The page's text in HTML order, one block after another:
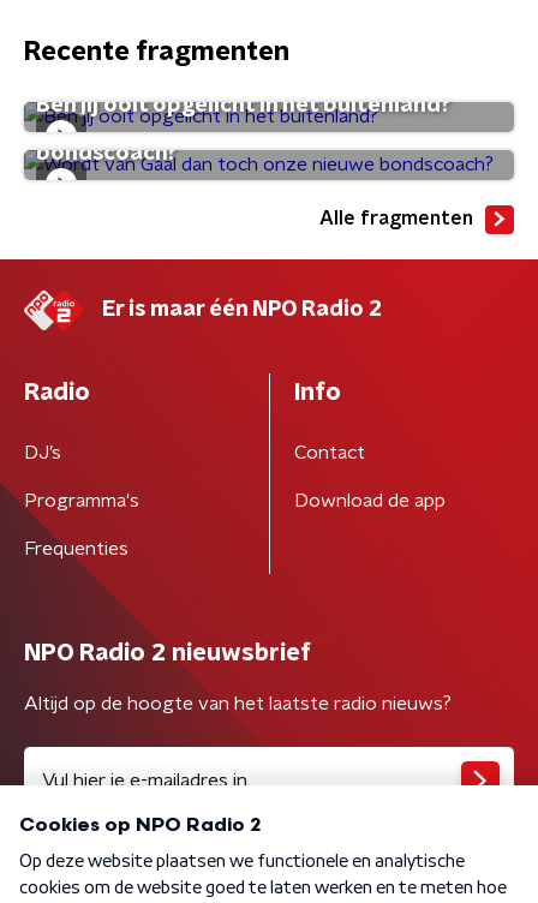
Recente fragmenten
Ben jij ooit opgelicht in het buitenland?
Wordt van Gaal dan toch onze nieuwe
bondscoach?
Alle fragmenten
Er is maar één NPO Radio 2
Radio
DJ’s
Programma's
Frequenties
Info
Contact
Download de app
NPO Radio 2 nieuwsbrief
Altijd op de hoogte van het laatste radio nieuws?